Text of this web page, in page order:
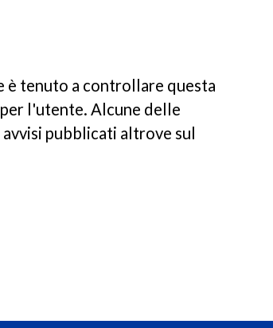
è tenuto a controllare questa
l'utente. Alcune delle
pubblicati altrove sul